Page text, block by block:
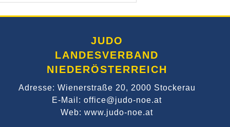
JUDO
LANDESVERBAND
NIEDERÖSTERREICH
Adresse: Wienerstraße 20, 2000 Stockerau
E-Mail: office@judo-noe.at
Web: www.judo-noe.at